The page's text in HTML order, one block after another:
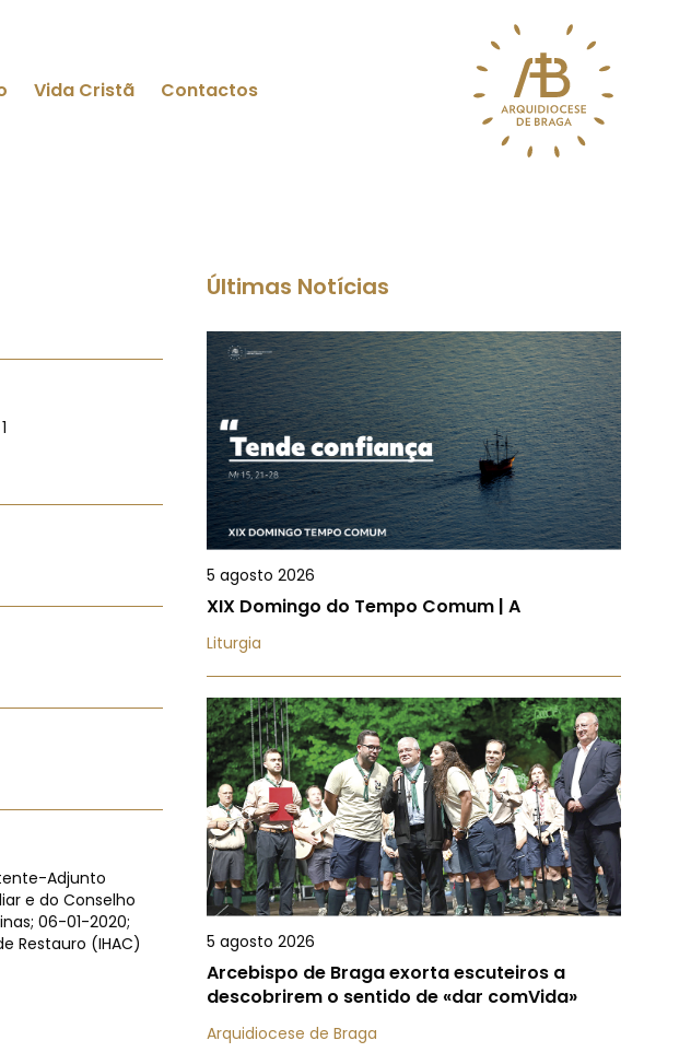
Vida Cristã Contactos
Adjunto
e do Conselho
06-01-2020;
Restauro (IHAC)
Últimas Notícias
5 agosto 2026
XIX Domingo do Tempo Comum | A
Liturgia
5 agosto 2026
Arcebispo de Braga exorta escuteiros a
descobrirem o sentido de «dar comVida»
Arquidiocese de Braga